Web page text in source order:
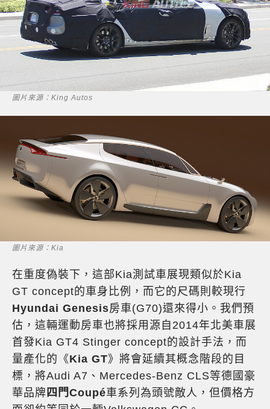
圖片來源：King Autos
圖片來源：Kia
在重度偽裝下，這部Kia測試車展現類似於Kia
GT concept的車身比例，而它的尺碼則較現行
Hyundai Genesis房車(G70)還來得小。我們預
估，這輛運動房車也將採用源自2014年北美車展
首發Kia GT4 Stinger concept的設計手法，而
量產化的《Kia GT》將會延續其概念階段的目
標，將Audi A7、Mercedes-Benz CLS等德國豪
華品牌 四門Coupé車系列為頭號敵人，但價格方